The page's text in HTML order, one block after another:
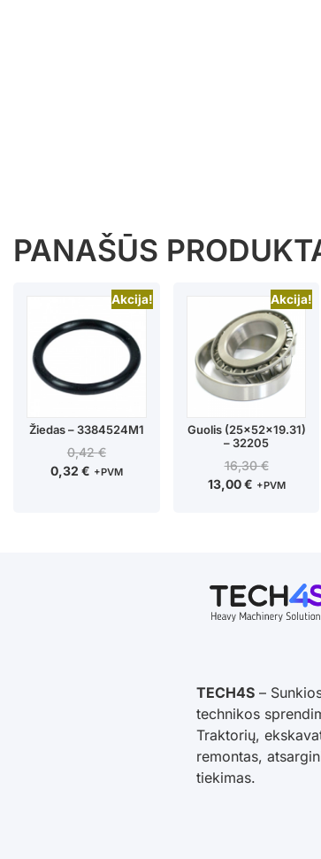
PANAŠŪS
Akcija!
Žiedas – 3384524M1
0,42€
0,32 € +PVM
Akcija!
Guolis (25x52x19.31)
– 32205
16,30€
13,00€ +PVM
TECH4S–
technikos
Traktorių,
remontas,
tiekimas.